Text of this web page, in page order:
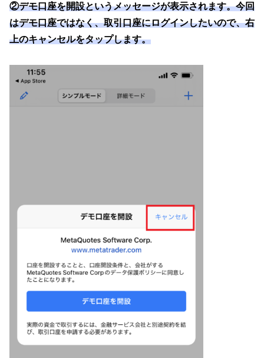
②デモ口座を開設というメッセージが表示されます。今回
はデモ口座ではなく、取引口座にログインしたいので、右
上のキャンセルをタップします。